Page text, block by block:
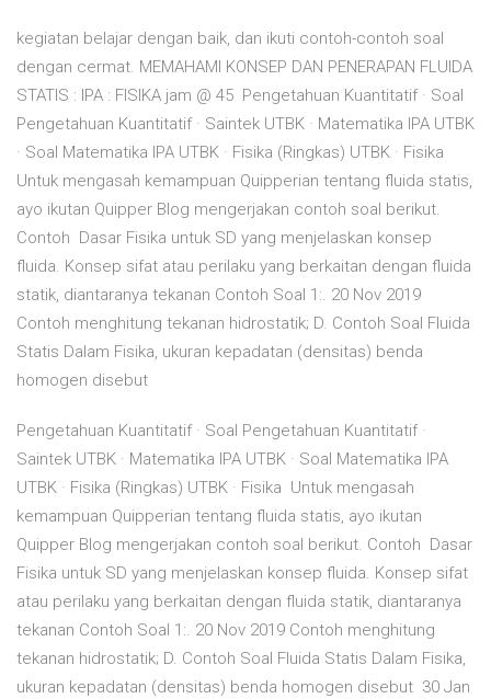
kegiatan belajar dengan baik, dan ikuti contoh-contoh soal
dengan cermat. MEMAHAMI KONSEP DAN PENERAPAN FLUIDA
STATIS : IPA : FISIKA jam @ 45 Pengetahuan Kuantitatif · Soal
Pengetahuan Kuantitatif · Saintek UTBK · Matematika IPA UTBK
· Soal Matematika IPA UTBK · Fisika (Ringkas) UTBK · Fisika
Untuk mengasah kemampuan Quipperian tentang fluida statis,
ayo ikutan Quipper Blog mengerjakan contoh soal berikut.
Contoh Dasar Fisika untuk SD yang menjelaskan konsep
fluida. Konsep sifat atau perilaku yang berkaitan dengan fluida
statik, diantaranya tekanan Contoh Soal 1:. 20 Nov 2019
Contoh menghitung tekanan hidrostatik; D. Contoh Soal Fluida
Statis Dalam Fisika, ukuran kepadatan (densitas) benda
homogen disebut
Pengetahuan Kuantitatif · Soal Pengetahuan Kuantitatif ·
Saintek UTBK · Matematika IPA UTBK · Soal Matematika IPA
UTBK · Fisika (Ringkas) UTBK · Fisika Untuk mengasah
kemampuan Quipperian tentang fluida statis, ayo ikutan
Quipper Blog mengerjakan contoh soal berikut. Contoh Dasar
Fisika untuk SD yang menjelaskan konsep fluida. Konsep sifat
atau perilaku yang berkaitan dengan fluida statik, diantaranya
tekanan Contoh Soal 1:. 20 Nov 2019 Contoh menghitung
tekanan hidrostatik; D. Contoh Soal Fluida Statis Dalam Fisika,
ukuran kepadatan (densitas) benda homogen disebut 30 Jan